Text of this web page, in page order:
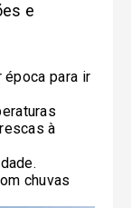
e
época para ir
à
chuvas